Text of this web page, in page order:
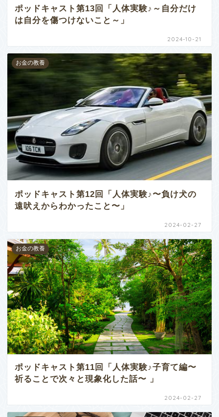
ポッドキャスト第13回「人体実験♪～自分だけ
は自分を傷つけないこと～」
2024-10-21
お金の教養
ポッドキャスト第12回「人体実験♪〜負け犬の
遠吠えからわかったこと〜」
2024-02-27
お金の教養
ポッドキャスト第11回「人体実験♪子育て編〜
祈ることで次々と現象化した話〜 」
2024-02-27